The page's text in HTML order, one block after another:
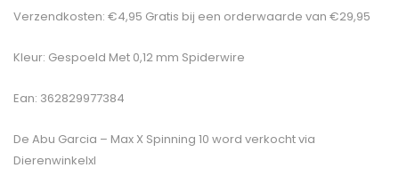
Verzendkosten: €4,95 Gratis bij een orderwaarde van €29,95
Kleur: Gespoeld Met 0,12 mm Spiderwire
Ean: 362829977384
De Abu Garcia – Max X Spinning 10 word verkocht via
Dierenwinkelxl